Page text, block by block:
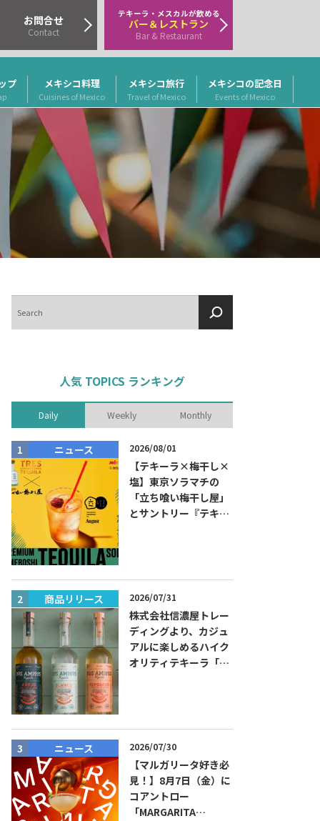
プ メキシコ料理
Cuisines of Mexico
メキシコ旅行
Travel of Mexico
メキシコの記念日
Events of Mexico
お問合せ
Contact
テキーラ・メスカルが飲める
バー＆レストラン
Bar & Restaurant
索
人気 TOPICS ランキング
Daily Weekly Monthly
ニュース 2026/08/01
【テキーラ×梅干し×
塩】東京ソラマチの
「立ち喰い梅干し屋」
とサントリー『テキー
8月限定メニューに！
商品リリース 2026/07/31
株式会社信濃屋トレー
ディングより、カジュ
アルに楽しめるハイク
オリティテキーラ「ド
ニュース 2026/07/30
【マルガリータ好き必
見！】8月7日（金）に
コアントロー
「MARGARITA